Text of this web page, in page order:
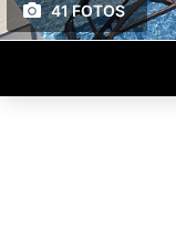
41 FOTOS